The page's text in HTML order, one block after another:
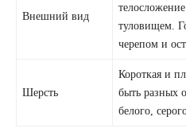
Внешний вид
туловищем.
черепом и
Шерсть
Короткая и
быть разных
белого,